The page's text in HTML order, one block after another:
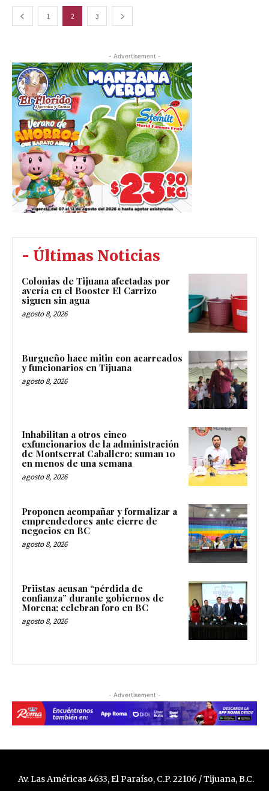
1 2 3
- Advertisement -
- Últimas Noticias
Colonias de Tijuana afectadas por
avería en el Booster El Carrizo
siguen sin agua
agosto 8, 2026
Burgueño hace mitin con acarreados
y funcionarios en Tijuana
agosto 8, 2026
Inhabilitan a otros cinco
exfuncionarios de la administración
de Montserrat Caballero; suman 10
en menos de una semana
agosto 8, 2026
Proponen acompañar y formalizar a
emprendedores ante cierre de
negocios en BC
agosto 8, 2026
Priistas acusan “pérdida de
confianza” durante gobiernos de
Morena; celebran foro en BC
agosto 8, 2026
- Advertisement -
Av. Las Américas 4633, El Paraíso, C.P. 22106 / Tijuana, B.C.